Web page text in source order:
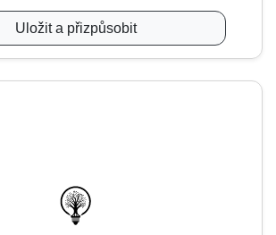
Uložit a přizpůsobit